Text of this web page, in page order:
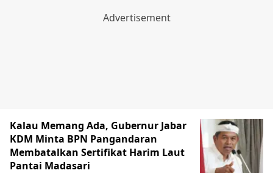
Kalau Memang Ada, Gubernur Jabar
KDM Minta BPN Pangandaran
Membatalkan Sertifikat Harim Laut
Pantai Madasari